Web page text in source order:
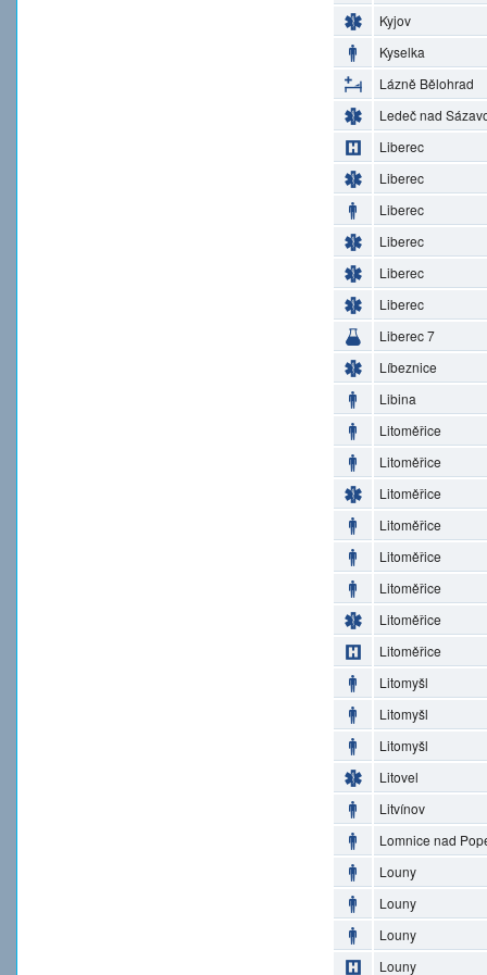
Kyjov
Kyselka
Lázně Bělohrad
Ledeč nad
Liberec
Liberec
Liberec
Liberec
Liberec
Liberec
Liberec 7
Líbeznice
Libina
Litoměřice
Litoměřice
Litoměřice
Litoměřice
Litoměřice
Litoměřice
Litoměřice
Litoměřice
Litomyšl
Litomyšl
Litomyšl
Litovel
Litvínov
Lomnice nad
Louny
Louny
Louny
Louny